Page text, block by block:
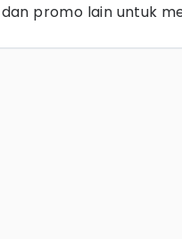
promo lain untuk